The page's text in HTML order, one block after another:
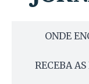
ONDE
RECEBA